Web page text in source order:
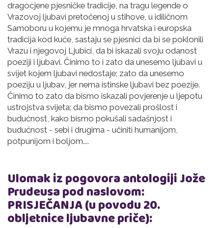
dragocjene pjesničke tradicije, na tragu legende o
Vrazovoj ljubavi pretočenoj u stihove, u idiličnom
Samoboru u kojemu je mnoga hrvatska i europska
tradicija kod kuće, sastaju se pjesnici da bi se poklonili
Vrazu i njegovoj Ljubici, da bi iskazali svoju odanost
poeziji i ljubavi. Činimo to i zato da unesemo ljubavi u
svijet kojem ljubavi nedostaje; zato da unesemo
poeziju u ljubav, jer nema istinske ljubavi bez poezije.
Činimo to zato da bismo iskazali povjerenje u ljepotu
ustrojstva svijeta; da bismo povezali prošlost i
budućnost, kako bismo pokušali sadašnjost i
budućnost - sebi i drugima - učiniti humanijom,
potpunijom i boljom....
Ulomak iz pogovora antologiji Jože
Prudeusa pod naslovom:
PRISJEČANJA (u povodu 20.
obljetnice ljubavne priče):